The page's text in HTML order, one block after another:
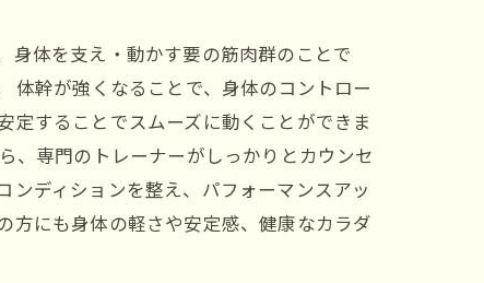
身体を支え・動かす要の筋肉群のことで
体幹が強くなることで、身体のコントロー
定することでスムーズに動くことができま
、専門のトレーナーがしっかりとカウンセ
ンディションを整え、パフォーマンスアッ
方にも身体の軽さや安定感、健康なカラダ